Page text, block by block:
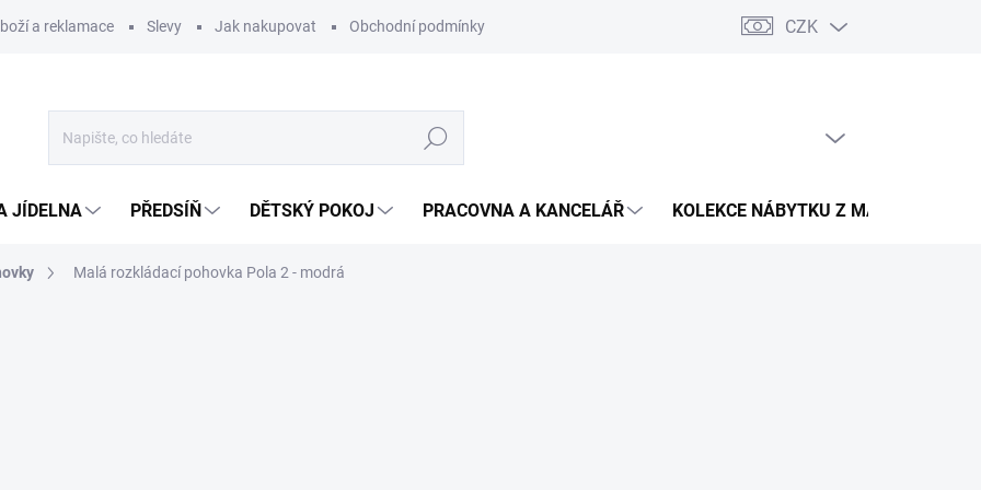
a reklamace Slevy Jak nakupovat Obchodní podmínky Podmínky ochrany osobních údajů Pojištění zásilky
CZK
Hledat
JÍDELNA PŘEDSÍŇ DĚTSKÝ POKOJ PRACOVNA A KANCELÁŘ KOLEKCE NÁBYTKU Z MASIVU
Malá rozkládací pohovka Pola 2 - modrá